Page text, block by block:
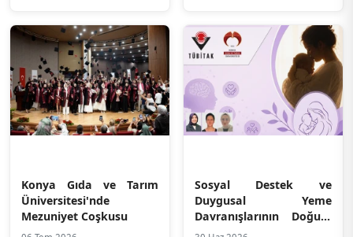
Konya Gıda ve Tarım
Üniversitesi'nde
Mezuniyet Coşkusu
Sosyal Destek ve
Duygusal Yeme
Davranışlarının Doğum
Sonrası Depresyon